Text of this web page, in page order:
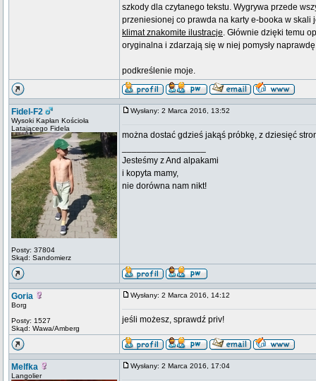
szkody dla czytanego tekstu. Wygrywa przede
przeniesionej co prawda na karty e-booka w
klimat znakomite ilustracje. Głównie dzięki temu
oryginalna i zdarzają się w niej pomysły
podkreślenie moje.
Fidel-F2
Wysoki Kapłan Kościoła
Latającego Fidela
Posty: 37804
Skąd: Sandomierz
Wysłany: 2 Marca 2016, 13:52
można dostać gdzieś jakąś próbkę, z dziesięć
Jesteśmy z And alpakami
i kopyta mamy,
nie dorówna nam nikt!
Goria
Borg
Posty: 1527
Skąd: Wawa/Amberg
Wysłany: 2 Marca 2016, 14:12
jeśli możesz, sprawdź priv!
Melfka
Langolier
Wysłany: 2 Marca 2016, 17:04